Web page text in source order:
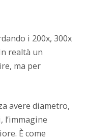
i 200x, 300x
realtà un
ma per
avere diametro,
È come